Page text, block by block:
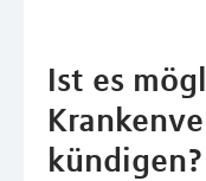
Ist es
kündigen?